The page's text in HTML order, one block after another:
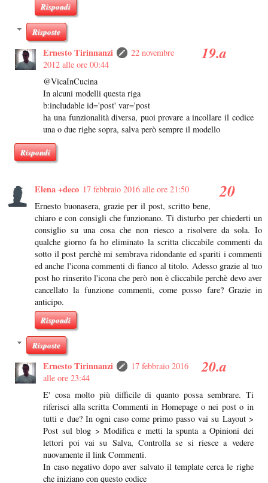
Rispondi
Risposte
Ernesto Tirinnanzi
22 novembre
2012 alle ore 00:44
@VicaInCucina
In alcuni modelli questa riga
b:includable id='post' var='post
ha una funzionalità diversa, puoi provare a incollare il codice
una o due righe sopra, salva però sempre il modello
Rispondi
Elena +deco 17 febbraio 2016 alle ore 21:50
Ernesto buonasera, grazie per il post, scritto bene,
chiaro e con consigli che funzionano. Ti disturbo per chiederti un
consiglio su una cosa che non riesco a risolvere da sola. Io
qualche giorno fa ho eliminato la scritta cliccabile commenti da
sotto il post perchè mi sembrava ridondante ed spariti i commenti
ed anche l'icona commenti di fianco al titolo. Adesso grazie al tuo
post ho rinserito l'icona che però non è cliccabile perchè devo aver
cancellato la funzione commenti, come posso fare? Grazie in
anticipo.
Rispondi
Risposte
Ernesto Tirinnanzi
17 febbraio 2016
alle ore 23:44
E' cosa molto più difficile di quanto possa sembrare. Ti
riferisci alla scritta Commenti in Homepage o nei post o in
tutti e due? In ogni caso come primo passo vai su Layout >
Post sul blog > Modifica e metti la spunta a Opinioni dei
lettori poi vai su Salva, Controlla se si riesce a vedere
nuovamente il link Commenti.
In caso negativo dopo aver salvato il template cerca le righe
che iniziano con questo codice